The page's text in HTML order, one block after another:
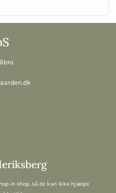
in shop, så de kan ikke hjælpe